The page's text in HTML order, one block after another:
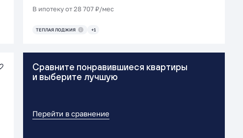
В ипотеку от 28 707 ₽/мес
ТЕПЛАЯ ЛОДЖИЯ +1
Сравните понравившиеся квартиры
и выберите лучшую
Перейти в сравнение